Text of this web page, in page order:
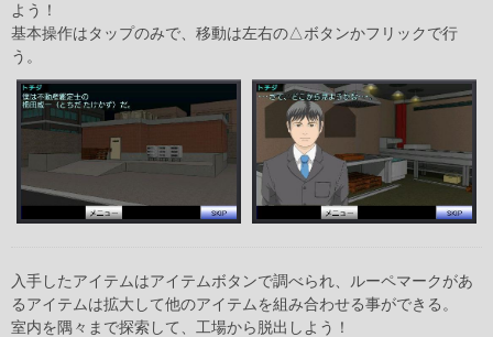
よう！
基本操作はタップのみで、移動は左右の△ボタンかフリックで行
う。
入手したアイテムはアイテムボタンで調べられ、ルーペマークがあ
るアイテムは拡大して他のアイテムを組み合わせる事ができる。
室内を隅々まで探索して、工場から脱出しよう！